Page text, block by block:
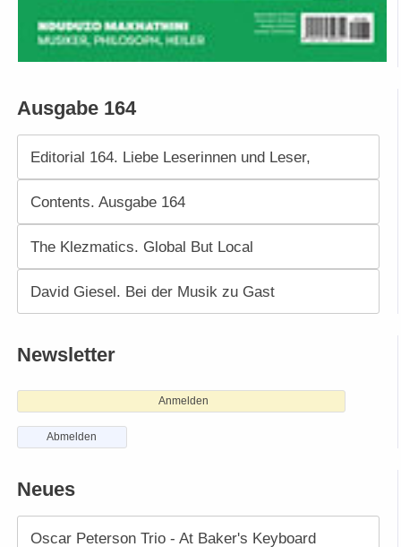
Ausgabe 164
Editorial 164. Liebe Leserinnen und Leser,
Contents. Ausgabe 164
The Klezmatics. Global But Local
David Giesel. Bei der Musik zu Gast
Newsletter
Anmelden
Abmelden
Neues
Oscar Peterson Trio - At Baker's Keyboard